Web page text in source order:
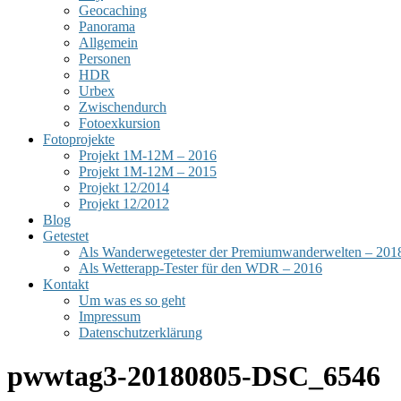
Geocaching
Panorama
Allgemein
Personen
HDR
Urbex
Zwischendurch
Fotoexkursion
Fotoprojekte
Projekt 1M-12M – 2016
Projekt 1M-12M – 2015
Projekt 12/2014
Projekt 12/2012
Blog
Getestet
Als Wanderwegetester der Premiumwanderwelten –
Als Wetterapp-Tester für den WDR – 2016
Kontakt
Um was es so geht
Impressum
Datenschutzerklärung
pwwtag3-20180805-DSC_6546